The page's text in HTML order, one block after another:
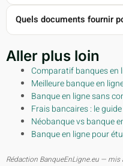
Quels documents fournir
Aller plus loin
Comparatif banques en
Meilleure banque en
Banque en ligne sans
Frais bancaires : le
Néobanque vs banque
Banque en ligne pour
Rédaction BanqueEnLigne.eu —